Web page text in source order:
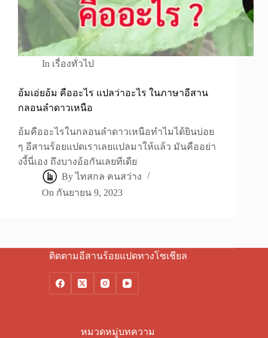
In เรื่องทั่วไป
อ้มเอ่ยอ้ม คืออะไร แปลว่าอะไร ในภาษาอีสาน
กลอนลำดาวเหนือ
อ้มคืออะไรในกลอนลำดาวเหนือทำไมได้ยินบ่อย
ๆ อีสานร้อยแปดเราเลยแปลมาให้แล้ว มันคืออย่า
งงี้นี่เอง ถึงบางอ้อกันเลยทีเดีย
By ไทสกล คนสว่าง
On กันยายน 9, 2023
ติดตามอีสานร้อยแปดทางโซเชียล
หมวดหมู่บทความ